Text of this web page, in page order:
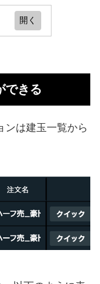
できる
ンは建玉一覧から